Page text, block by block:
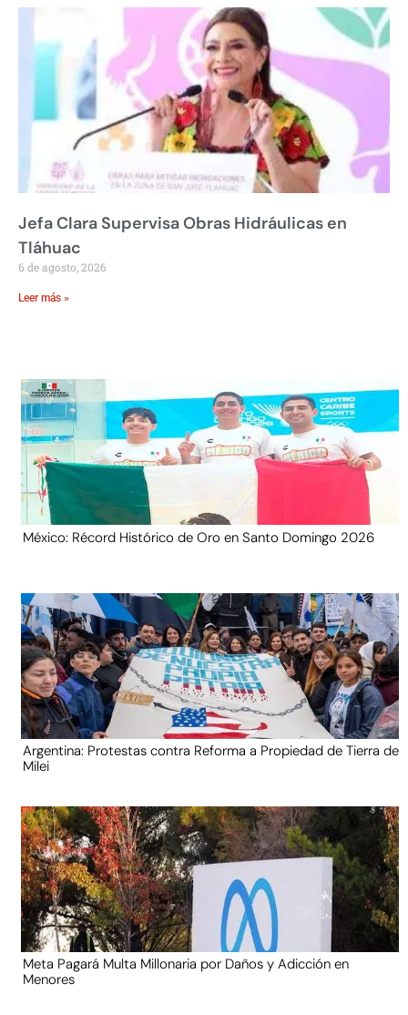
Jefa Clara Supervisa Obras Hidráulicas en
Tláhuac
6 de agosto, 2026
Leer más »
México: Récord Histórico de Oro en Santo Domingo 2026
Argentina: Protestas contra Reforma a Propiedad de Tierra de
Milei
Meta Pagará Multa Millonaria por Daños y Adicción en
Menores